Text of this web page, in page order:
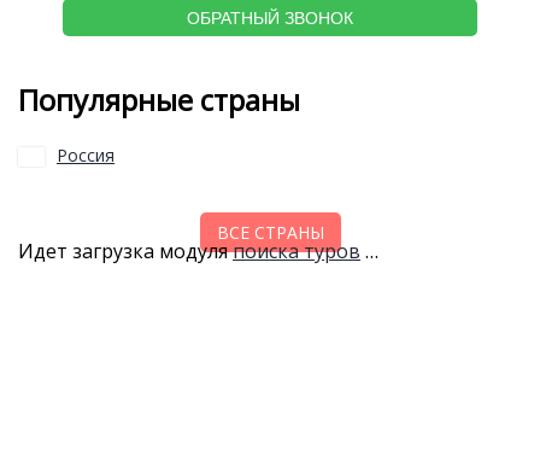
ОБРАТНЫЙ ЗВОНОК
Популярные страны
Россия
ВСЕ СТРАНЫ
Идет загрузка модуляпоиска туров …